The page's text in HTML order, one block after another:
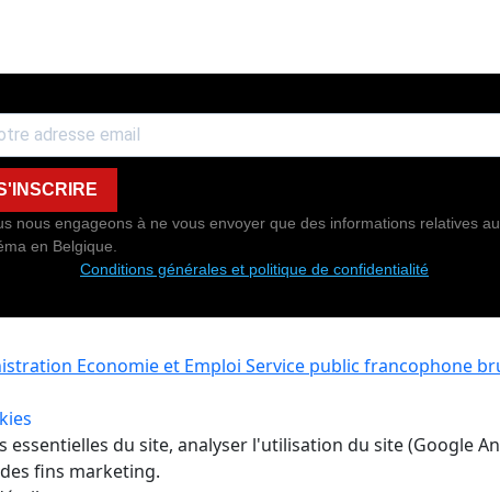
nous engageons à ne vous envoyer que des informations relatives au
en Belgique.
Conditions générales et politique de confidentialité
Economie et Emploi Service public francophone
du site, analyser l'utilisation du site (Google
fins marketing.